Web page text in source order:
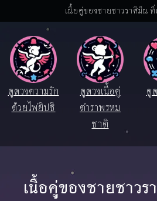
เนื้อคู่ของชายชาวราศีมีน
ดูดวงความรัก
ด้วยไพ่ยิปซี
ดูดวงเนื้อคู่
ตำราพรหม
ชาติ
ดู
เนื้อคู่ของชายชาว